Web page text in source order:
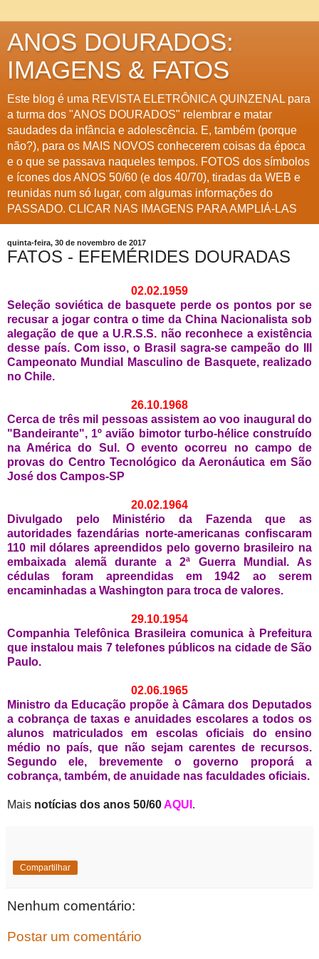
ANOS DOURADOS:
IMAGENS & FATOS
Este blog é uma REVISTA ELETRÔNICA QUINZENAL para
a turma dos "ANOS DOURADOS" relembrar e matar
saudades da infância e adolescência. E, também (porque
não?), para os MAIS NOVOS conhecerem coisas da época
e o que se passava naqueles tempos. FOTOS dos símbolos
e ícones dos ANOS 50/60 (e dos 40/70), tiradas da WEB e
reunidas num só lugar, com algumas informações do
PASSADO. CLICAR NAS IMAGENS PARA AMPLIÁ-LAS
quinta-feira, 30 de novembro de 2017
FATOS - EFEMÉRIDES DOURADAS
02.02.1959
Seleção soviética de basquete perde os pontos por se
recusar a jogar contra o time da China Nacionalista sob
alegação de que a U.R.S.S. não reconhece a existência
desse país. Com isso, o Brasil sagra-se campeão do III
Campeonato Mundial Masculino de Basquete, realizado
no Chile.
26.10.1968
Cerca de três mil pessoas assistem ao voo inaugural do
"Bandeirante", 1º avião bimotor turbo-hélice construído
na América do Sul. O evento ocorreu no campo de
provas do Centro Tecnológico da Aeronáutica em São
José dos Campos-SP
20.02.1964
Divulgado pelo Ministério da Fazenda que as
autoridades fazendárias norte-americanas confiscaram
110 mil dólares apreendidos pelo governo brasileiro na
embaixada alemã durante a 2ª Guerra Mundial. As
cédulas foram apreendidas em 1942 ao serem
encaminhadas a Washington para troca de valores.
29.10.1954
Companhia Telefônica Brasileira comunica à Prefeitura
que instalou mais 7 telefones públicos na cidade de São
Paulo.
02.06.1965
Ministro da Educação propõe à Câmara dos Deputados
a cobrança de taxas e anuidades escolares a todos os
alunos matriculados em escolas oficiais do ensino
médio no país, que não sejam carentes de recursos.
Segundo ele, brevemente o governo proporá a
cobrança, também, de anuidade nas faculdades oficiais.
Mais notícias dos anos 50/60AQUI .
Compartilhar
Nenhum comentário:
Postar um comentário